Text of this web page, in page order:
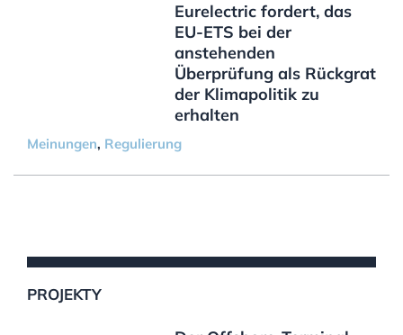
Eurelectric fordert, das
EU-ETS bei der
anstehenden
Überprüfung als Rückgrat
der Klimapolitik zu
erhalten
Meinungen, Regulierung
PROJEKTY